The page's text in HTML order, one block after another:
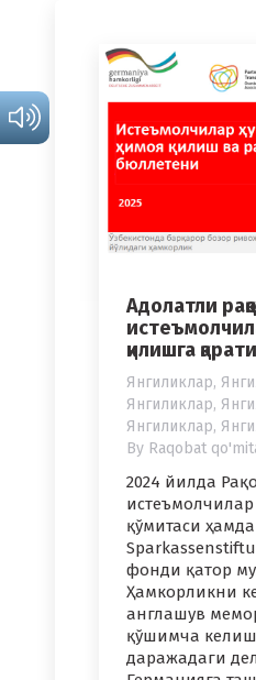
Адолатли
қилишга
Янгиликлар,
Янгиликлар,
Янгиликлар,
By Raqobat
2024 йилда
қўмитаси
фонди қатор
Ҳамкорликни
англашув
қўшимча
даражадаги